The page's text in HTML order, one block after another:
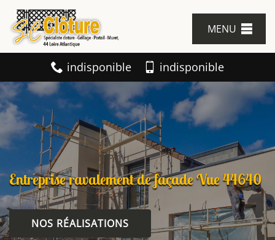
MENU
indisponible indisponible
Entreprise ravalement de façade Vue 44640
NOS RÉALISATIONS